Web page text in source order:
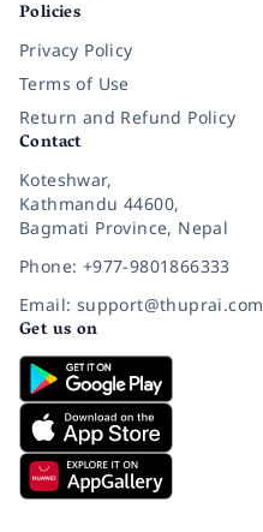
Policies
Privacy Policy
Terms of Use
Return and Refund Policy
Contact
Koteshwar,
Kathmandu 44600,
Bagmati Province, Nepal
Phone: +977-9801866333
Email: support@thuprai.com
Get us on